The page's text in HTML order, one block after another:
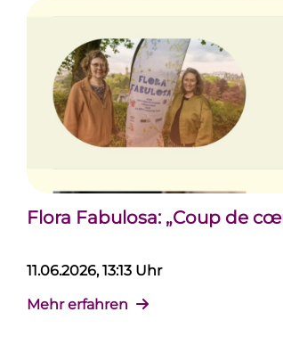
Flora Fabulosa: „Coup de
11.06.2026, 13:13 Uhr
Mehr erfahren